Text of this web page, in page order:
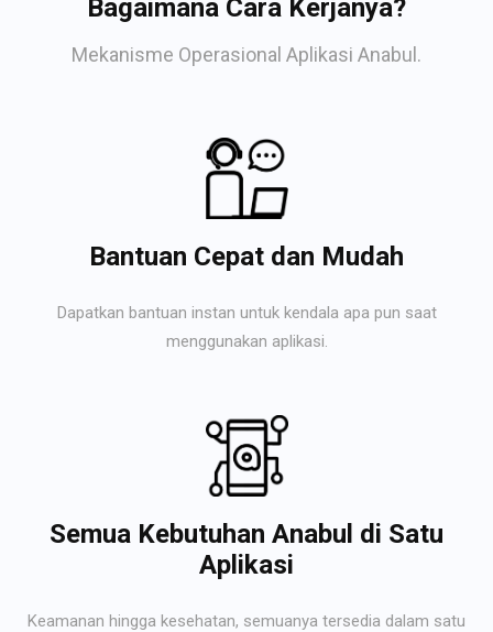
Bagaimana Cara Kerjanya?
Mekanisme Operasional Aplikasi Anabul.
Bantuan Cepat dan Mudah
Dapatkan bantuan instan untuk kendala apa pun saat
menggunakan aplikasi.
Semua Kebutuhan Anabul di Satu
Aplikasi
Keamanan hingga kesehatan, semuanya tersedia dalam satu